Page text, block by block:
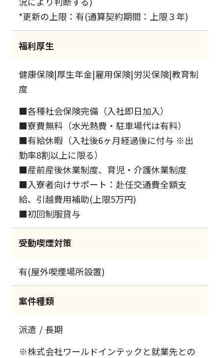
*更新の上限：有(通算契約期間：上限３年)
福利厚生
健康保険|厚生年金|雇用保険|労災保険|教育制
度
■各種社会保険完備（入社即日加入）
■寮費無料（水光熱費・駐車場代は有料）
■有給休暇（入社後6ヶ月経過後に付与 ※出
勤率8割以上に限る）
■産前産後休業制度、育児・介護休業制度
■入寮者向けサポート：赴任交通費全額支
給、引越費用補助(上限5万円)
■初回制服貸与
受動喫煙対策
有(屋外喫煙場所設置)
案件種類
派遣
長期
※株式会社ワールドインテックと就業先との